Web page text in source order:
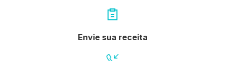
Envie sua receita